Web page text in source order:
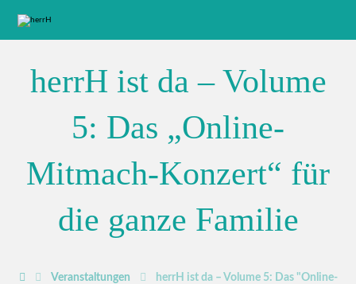
herrH ist da – Volume
5: Das „Online-
Mitmach-Konzert“ für
die ganze Familie
Veranstaltungen herrH ist da – Volume 5: Das "Online-